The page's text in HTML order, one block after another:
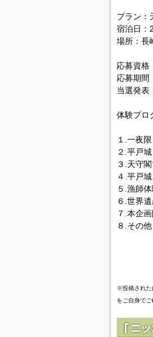
プラン：
宿泊日：
場所：長
応募資格
応募期間
当選発表
体験プロ
１.一夜
２.平戸
３.天守
４.平戸
５.漁師
６.世界
７.本企
８.その
※投稿された
をご自身でご